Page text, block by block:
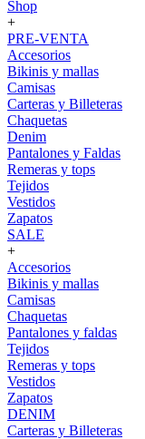
Shop
+
PRE-VENTA
Accesorios
Bikinis y mallas
Camisas
Carteras y Billeteras
Chaquetas
Denim
Pantalones y Faldas
Remeras y tops
Tejidos
Vestidos
Zapatos
SALE
+
Accesorios
Bikinis y mallas
Camisas
Chaquetas
Pantalones y faldas
Tejidos
Remeras y tops
Vestidos
Zapatos
DENIM
Carteras y Billeteras